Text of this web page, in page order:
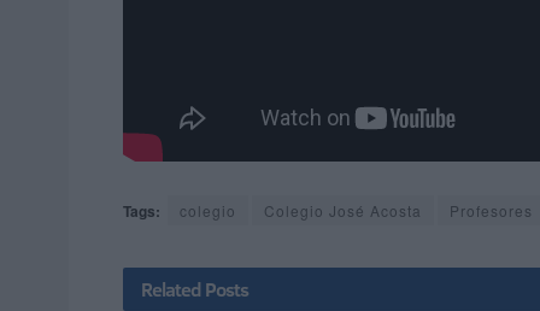
Tags: colegio Colegio José Acosta Profesores
Related Posts